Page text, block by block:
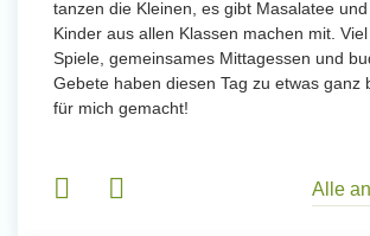
tanzen die Kleinen, es gibt Masalatee
Kinder aus allen Klassen machen mit. Viel
Spiele, gemeinsames Mittagessen und
Gebete haben diesen Tag zu etwas ganz
für mich gemacht!
Alle